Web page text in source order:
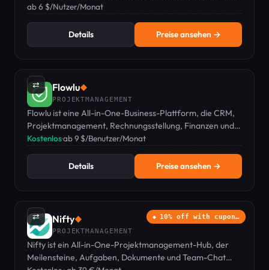
Boards.
ab 6 $/Nutzer/Monat
Details Preise ansehen →
⇄ Flowlu◆
PROJEKTMANAGEMENT
Flowlu ist eine All-in-One-Business-Plattform, die CRM,
Projektmanagement, Rechnungsstellung, Finanzen und
eine Wissensdatenbank vereint.
Kostenlos·ab 9 $/Benutzer/Monat
Details Preise ansehen →
⇄ 10% off with cupon…
Nifty◆
PROJEKTMANAGEMENT
Nifty ist ein All-in-One-Projektmanagement-Hub, der
Meilensteine, Aufgaben, Dokumente und Team-Chat